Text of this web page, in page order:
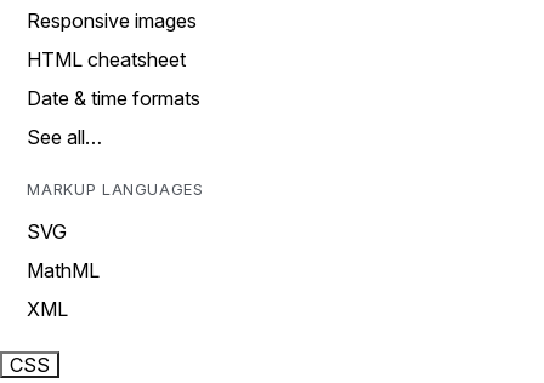
Responsive images
HTML cheatsheet
Date & time formats
See all…
MARKUP LANGUAGES
SVG
MathML
XML
CSS